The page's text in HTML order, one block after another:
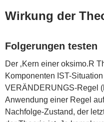
Wirkung der
Folgerungen testen
Der ‚Kern einer oksimo.R
Komponenten IST-
VERÄNDERUNGS-Regel
Anwendung einer Regel
Nachfolge-Zustand, der